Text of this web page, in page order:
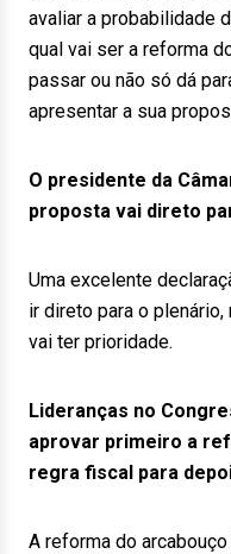
avaliar a probabilidade
qual vai ser a reforma
passar ou não só dá
apresentar a sua
O presidente da
proposta vai direto
Uma excelente
ir direto para o
vai ter prioridade.
Lideranças no
aprovar primeiro a
regra fiscal para
A reforma do